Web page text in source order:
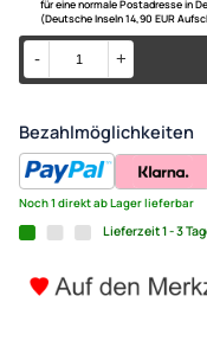
ACV
ISO (f)
9,99 €
Alle Preise inkl.
+ EUR 4,55 Versandkosten
für eine normale